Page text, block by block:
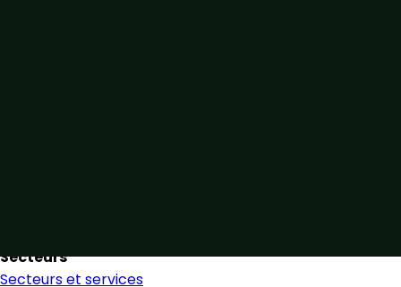
Secteurs
Secteurs et services